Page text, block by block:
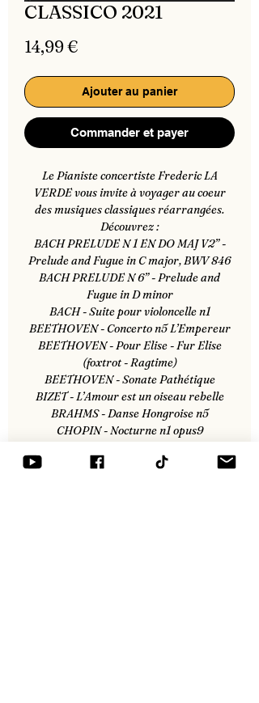
CLASSICO 2021
14,99 €Prix
Ajouter au panier
Commander et payer
Le Pianiste concertiste Frederic LA
VERDE vous invite à voyager au coeur
des musiques classiques réarrangées.
Découvrez :
BACH PRELUDE N 1 EN DO MAJ V2” -
Prelude and Fugue in C major, BWV 846
BACH PRELUDE N 6” - Prelude and
Fugue in D minor
BACH - Suite pour violoncelle n1
BEETHOVEN - Concerto n5 L’Empereur
BEETHOVEN - Pour Elise - Fur Elise
(foxtrot - Ragtime)
BEETHOVEN - Sonate Pathétique
BIZET - L’Amour est un oiseau rebelle
BRAHMS - Danse Hongroise n5
CHOPIN - Nocturne n1 opus9
MOZART - Concerto n21